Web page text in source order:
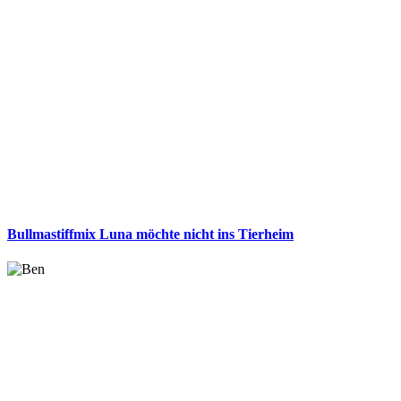
Bullmastiffmix Luna möchte nicht ins Tierheim